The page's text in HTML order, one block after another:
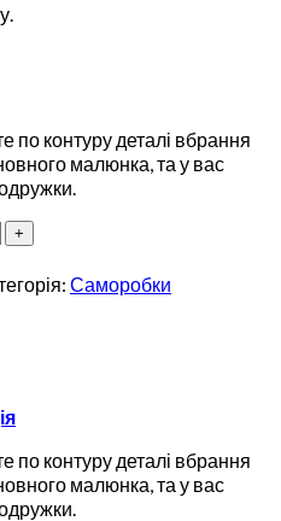
по контуру деталі вбрання
малюнка, та у вас
Саморобки
по контуру деталі вбрання
малюнка, та у вас